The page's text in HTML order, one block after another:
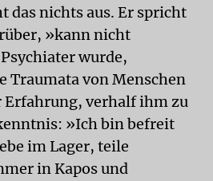
das nichts aus. Er spricht
»kann nicht
wurde,
Traumata von Menschen
verhalf ihm zu
»Ich bin befreit
im Lager, teile
in Kapos und